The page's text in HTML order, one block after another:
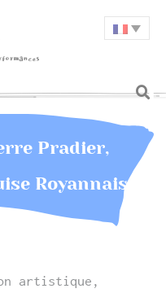
Pradier,
Royannais
artistique,